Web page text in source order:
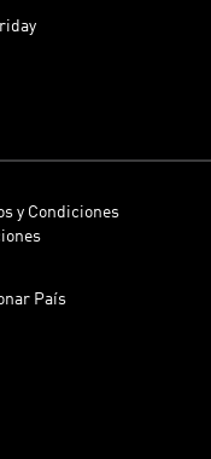
y Condiciones
País